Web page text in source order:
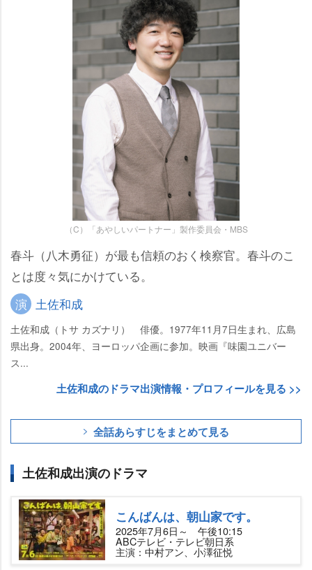
（C）「あやしいパートナー」製作委員会・MBS
春斗（八木勇征）が最も信頼のおく検察官。春斗のこ
とは度々気にかけている。
演 土佐和成
土佐和成（トサ カズナリ） 俳優。1977年11月7日生まれ、広島
県出身。2004年、ヨーロッパ企画に参加。映画『味園ユニバー
ス...
土佐和成のドラマ出演情報・プロフィールを見る >>
全話あらすじをまとめて見る
土佐和成出演のドラマ
こんばんは、朝山家です。
2025年7月6日～ 午後10:15
ABCテレビ・テレビ朝日系
主演：中村アン、小澤征悦